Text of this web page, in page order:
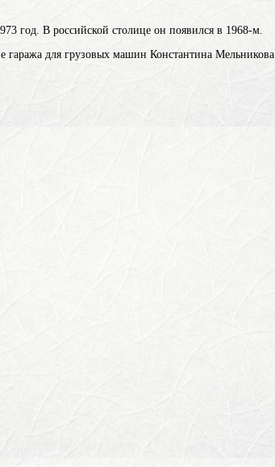
год. В российской столице он появился в 1968-м.
для грузовых машин Константина Мельникова.